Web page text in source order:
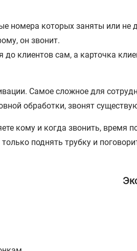
номера которых заняты или не
он звонит.
до клиентов сам, а карточка
Самое сложное для
обработки, звонят
кому и когда звонить,
поднять трубку и